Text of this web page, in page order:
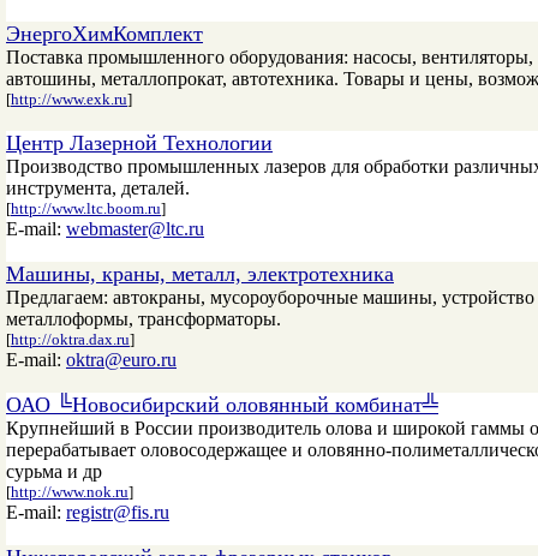
ЭнергоХимКомплект
Поставка промышленного оборудования: насосы, вентиляторы,
автошины, металлопрокат, автотехника. Товары и цены,
[http://www.exk.ru]
Центр Лазерной Технологии
Производство промышленных лазеров для обработки
инструмента, деталей.
[http://www.ltc.boom.ru]
E-mail: webmaster@ltc.ru
Машины, краны, металл, электротехника
Предлагаем: автокраны, мусороуборочные машины,
металлоформы, трансформаторы.
[http://oktra.dax.ru]
E-mail: oktra@euro.ru
ОАО ╚Новосибирский оловянный комбинат╩
Крупнейший в России производитель олова и широкой гаммы
перерабатывает оловосодержащее и оловянно-
сурьма и др
[http://www.nok.ru]
E-mail: registr@fis.ru